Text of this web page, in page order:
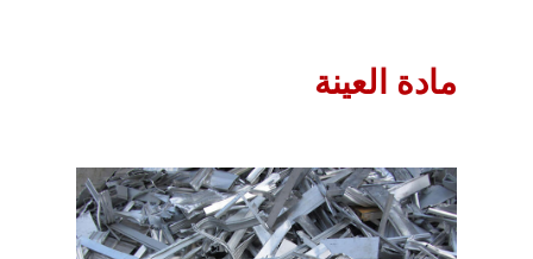
مادة العينة